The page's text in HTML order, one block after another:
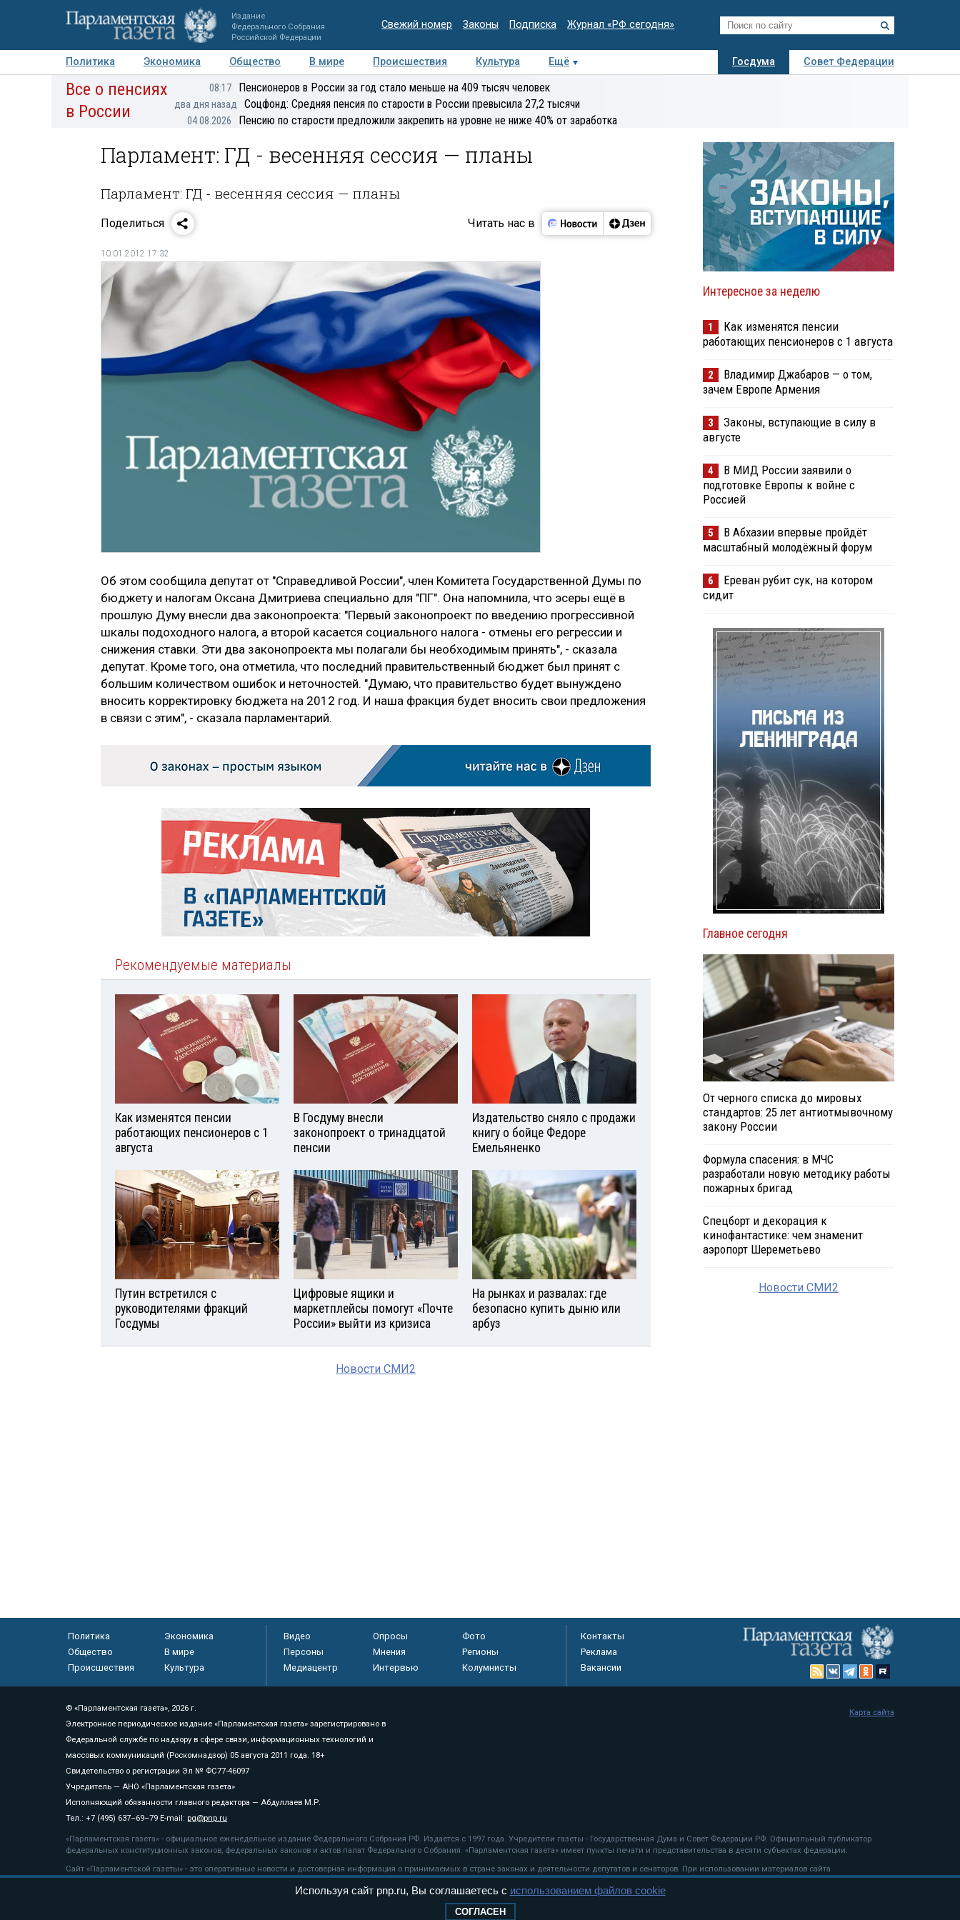
Издание
Федерального Собрания
Российской Федерации
Свежий номер Законы Подписка Журнал «РФ сегодня»
Политика Экономика Общество В мире Происшествия Культура Ещё Госдума
Совет Федерации
Авторы Персоны Мнения Регионы Медиацентр Интервью Колумнисты
Все о пенсиях
в России
08:17 Пенсионеров в России за год стало меньше на 409 тысяч человек
два дня назад Соцфонд: Средняя пенсия по старости в России превысила 27,2 тысячи
04.08.2026 Пенсию по старости предложили закрепить на уровне не ниже 40% от заработка
Парламент: ГД - весенняя сессия — планы
Парламент: ГД - весенняя сессия — планы
Поделиться Читать нас в
10.01.2012 17:32
Об этом сообщила депутат от "Справедливой России", член Комитета Государственной Думы по
бюджету и налогам Оксана Дмитриева специально для "ПГ". Она напомнила, что эсеры ещё в
прошлую Думу внесли два законопроекта: "Первый законопроект по введению прогрессивной
шкалы подоходного налога, а второй касается социального налога - отмены его регрессии и
снижения ставки. Эти два законопроекта мы полагали бы необходимым принять", - сказала
депутат. Кроме того, она отметила, что последний правительственный бюджет был принят с
большим количеством ошибок и неточностей. "Думаю, что правительство будет вынуждено
вносить корректировку бюджета на 2012 год. И наша фракция будет вносить свои предложения
в связи с этим", - сказала парламентарий.
Рекомендуемые материалы
Как изменятся пенсии
работающих пенсионеров с 1
августа
В Госдуму внесли
законопроект о тринадцатой
пенсии
Издательство сняло с продажи
книгу о бойце Федоре
Емельяненко
Путин встретился с
руководителями фракций
Госдумы
Цифровые ящики и
маркетплейсы помогут «Почте
России» выйти из кризиса
На рынках и развалах: где
безопасно купить дыню или
арбуз
Новости СМИ2
Интересное за неделю
1
Как изменятся пенсии
работающих пенсионеров с 1 августа
2
Владимир Джабаров — о том,
зачем Европе Армения
3
Законы, вступающие в силу в
августе
4
В МИД России заявили о
подготовке Европы к войне с
Россией
5
В Абхазии впервые пройдёт
масштабный молодёжный форум
6
Ереван рубит сук, на котором
сидит
Главное сегодня
От черного списка до мировых
стандартов: 25 лет антиотмывочному
закону России
Формула спасения: в МЧС
разработали новую методику работы
пожарных бригад
Спецборт и декорация к
кинофантастике: чем знаменит
аэропорт Шереметьево
Новости СМИ2
Политика
Экономика
Общество
В мире
Происшествия
Культура
Видео Опросы
Фото
Персоны
Мнения
Регионы
Медиацентр
Интервью Колумнисты
Контакты
Реклама
Вакансии
© «Парламентская газета», 2026 г.
Электронное периодическое издание «Парламентская газета» зарегистрировано в
Федеральной службе по надзору в сфере связи, информационных технологий и
массовых коммуникаций (Роскомнадзор) 05 августа 2011 года. 18+
Свидетельство о регистрации Эл № ФС77-46097
Учредитель — АНО «Парламентская газета»
Исполняющий обязанности главного редактора — Абдуллаев М.Р.
Тел.: +7 (495) 637–69–79 E-mail: pg@pnp.ru
«Парламентская газета» - официальное еженедельное издание Федерального Собрания РФ. Издается с 1997 года. Учредители газеты - Государственная Дума и Совет Федерации РФ. Официальный публикатор
федеральных конституционных законов, федеральных законов и актов палат Федерального Собрания. «Парламентская газета» имеет пункты печати и представительства в десяти субъектах федерации.
Сайт «Парламентской газеты» - это оперативные новости и достоверная информация о принимаемых в стране законах и деятельности депутатов и сенаторов. При использовании материалов сайта
«Парламентской газеты» активная ссылка на pnp.ru обязательна.
рекомендательные технологии
Карта сайта
Используя сайт pnp.ru, Вы соглашаетесь с использованием файлов cookie
СОГЛАСЕН